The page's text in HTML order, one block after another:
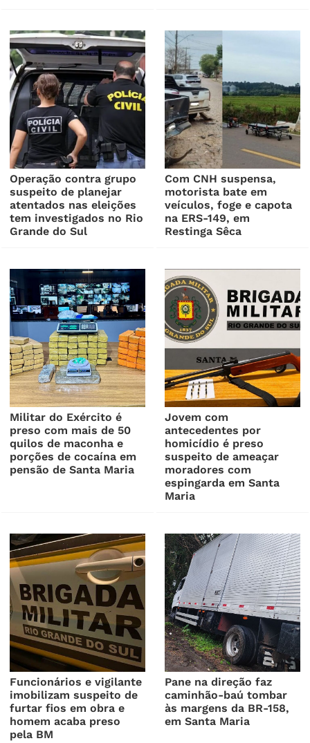
Operação contra grupo
suspeito de planejar
atentados nas eleições
tem investigados no Rio
Grande do Sul
Com CNH suspensa,
motorista bate em
veículos, foge e capota
na ERS-149, em
Restinga Sêca
Militar do Exército é
preso com mais de 50
quilos de maconha e
porções de cocaína em
pensão de Santa Maria
Jovem com
antecedentes por
homicídio é preso
suspeito de ameaçar
moradores com
espingarda em Santa
Maria
Funcionários e vigilante
imobilizam suspeito de
furtar fios em obra e
homem acaba preso
pela BM
Pane na direção faz
caminhão-baú tombar
às margens da BR-158,
em Santa Maria